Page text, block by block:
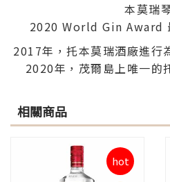
本莫瑞
2020 World Gin Award
2017年，托本莫瑞酒廠進行
2020年，茂爾島上唯一的
相關商品
hot